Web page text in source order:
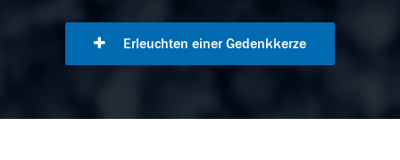
Erleuchten einer Gedenkkerze